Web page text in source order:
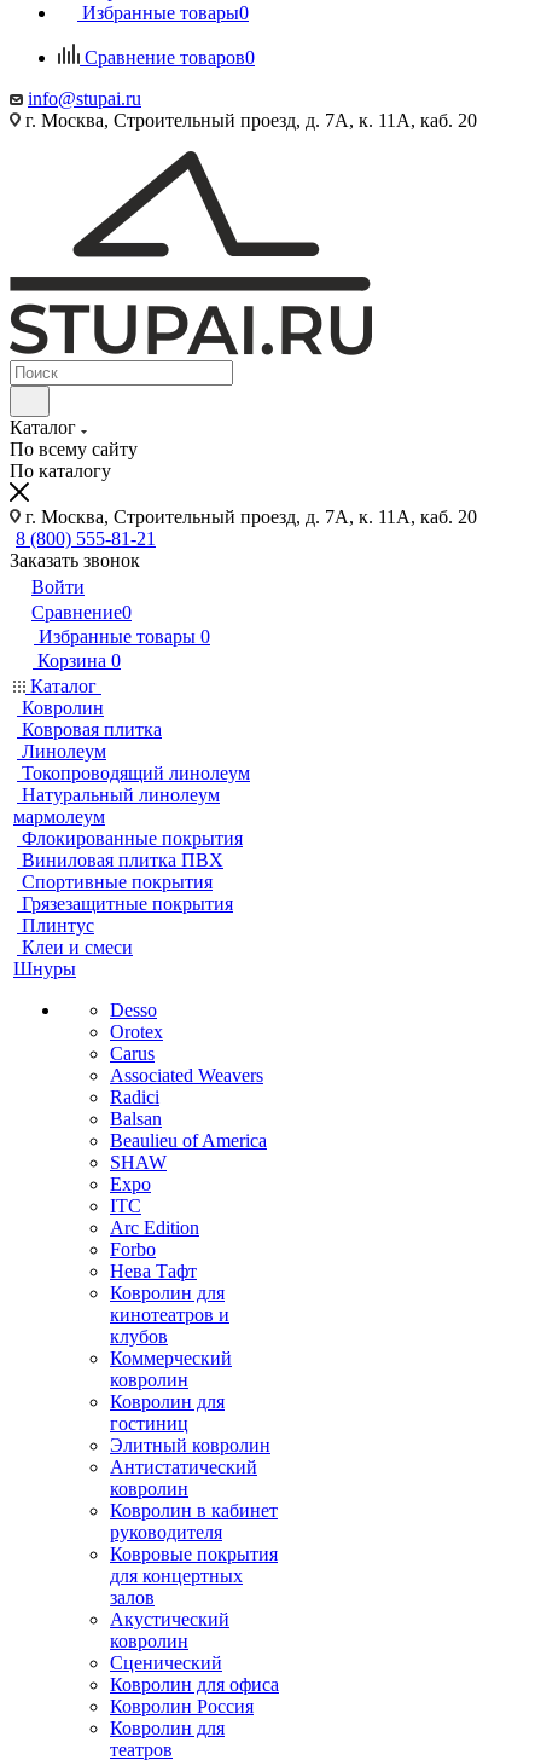
Избранные товары0
Сравнение товаров0
info@stupai.ru
г. Москва, Строительный проезд, д. 7А, к. 11А, каб. 20
Каталог
По всему сайту
По каталогу
г. Москва, Строительный проезд, д. 7А, к. 11А, каб. 20
8 (800) 555-81-21
Заказать звонок
Войти
Сравнение0
Избранные товары 0
Корзина 0
Каталог
Ковролин
Ковровая плитка
Линолеум
Токопроводящий линолеум
Натуральный линолеум
мармолеум
Флокированные покрытия
Виниловая плитка ПВХ
Спортивные покрытия
Грязезащитные покрытия
Плинтус
Клеи и смеси
Шнуры
Desso
Orotex
Carus
Associated Weavers
Radici
Balsan
Beaulieu of America
SHAW
Expo
ITC
Arc Edition
Forbo
Нева Тафт
Ковролин для
кинотеатров и
клубов
Коммерческий
ковролин
Ковролин для
гостиниц
Элитный ковролин
Антистатический
ковролин
Ковролин в кабинет
руководителя
Ковровые покрытия
для концертных
залов
Акустический
ковролин
Сценический
Ковролин для офиса
Ковролин Россия
Ковролин для
театров